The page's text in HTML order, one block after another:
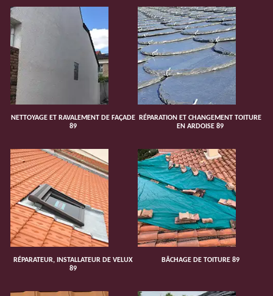
NETTOYAGE ET RAVALEMENT DE FAÇADE
89
RÉPARATION ET CHANGEMENT TOITURE
EN ARDOISE 89
RÉPARATEUR, INSTALLATEUR DE VELUX
89
BÂCHAGE DE TOITURE 89